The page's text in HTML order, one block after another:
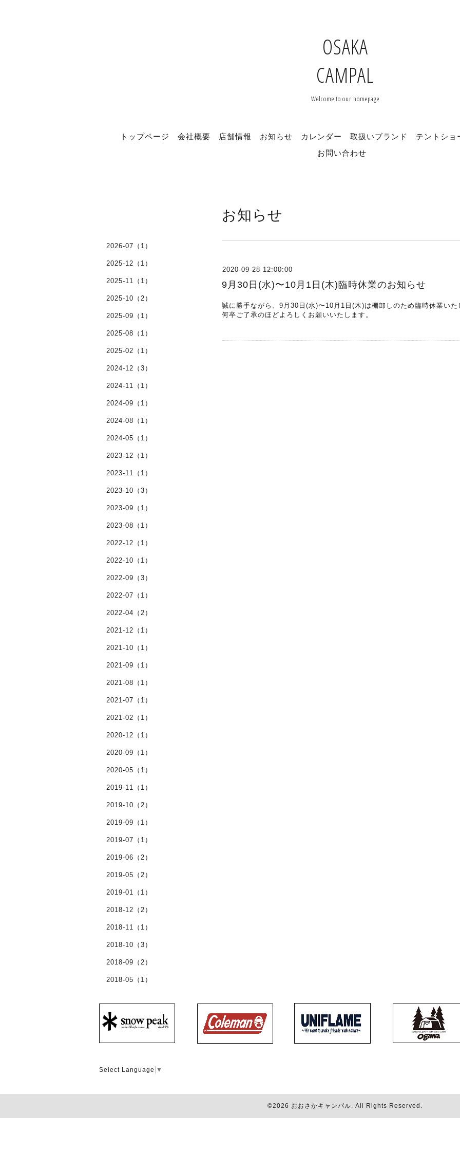
OSAKA
CAMPAL
Welcome to our homepage
トップページ 会社概要 店舗情報 お知らせ カレンダー 取扱いブランド テントショ
お問い合わせ
お知らせ
2020-09-28 12:00:00
9月30日(水)〜10月1日(木)臨時休業のお知らせ
誠に勝手ながら、9月30日(水)〜10月1日(木)は棚卸しのため臨時休業いた
何卒ご了承のほどよろしくお願いいたします。
2026-07（1）
2025-12（1）
2025-11（1）
2025-10（2）
2025-09（1）
2025-08（1）
2025-02（1）
2024-12（3）
2024-11（1）
2024-09（1）
2024-08（1）
2024-05（1）
2023-12（1）
2023-11（1）
2023-10（3）
2023-09（1）
2023-08（1）
2022-12（1）
2022-10（1）
2022-09（3）
2022-07（1）
2022-04（2）
2021-12（1）
2021-10（1）
2021-09（1）
2021-08（1）
2021-07（1）
2021-02（1）
2020-12（1）
2020-09（1）
2020-05（1）
2019-11（1）
2019-10（2）
2019-09（1）
2019-07（1）
2019-06（2）
2019-05（2）
2019-01（1）
2018-12（2）
2018-11（1）
2018-10（3）
2018-09（2）
2018-05（1）
Select Language ▼
©2026 おおさかキャンパル. All Rights Reserved.